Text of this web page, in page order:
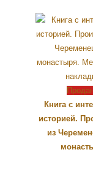
Книга с
историей.
из